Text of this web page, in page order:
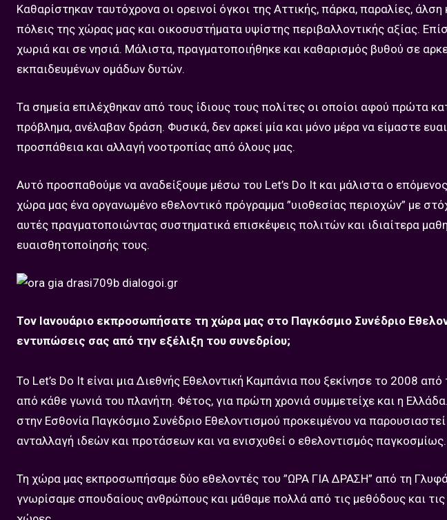
Καθαρίστηκαν ταυτόχρονα οι ορεινοί όγκοι της Αττικής, πάρκα, παραλίες,
πόλεις της χώρας μας και οικοσυστήματα υψίστης περιβαλλοντικής αξίας.
χωριά και σε νησιά. Μάλιστα, πραγματοποιήθηκε και καθαρισμός βυθού σε
εκπαιδευμένων ομάδων δυτών.
Τα σημεία επιλέχθηκαν από τους ίδιους τους πολίτες οι οποίοι αφού πρώτα
πρόβλημα, ανέλαβαν δράση. Φυσικά, δεν αρκεί μία και μόνο μέρα να είμαστε
προσπάθεια και αλλαγή νοοτροπίας από όλους μας.
Αυτό προσπαθούμε να αναδείξουμε μέσω του Let’s Do It και μάλιστα ο
χώρα μας ένα οργανωμένο εθελοντικό πρόγραμμα ”υιοθεσίας περιοχών” με
αυτές πραγματοποιώντας συστηματικά επισκέψεις πολιτών και ιδιαίτερα
ευαισθητοποίησής τους.
Τον Ιανουάριο εκπροσωπήσατε τη χώρα μας στο Παγκόσμιο Συνέδριο
εντυπώσεις σας από την εξέλιξη του συνεδρίου;
Το Let’s Do It είναι μια Διεθνής Εθελοντική Καμπάνια που ξεκίνησε το 2008
από κάθε γωνιά του πλανήτη. Φέτος, για πρώτη χρονιά συμμετείχε και η
στην Εσθονία Παγκόσμιο Συνέδριο Εθελοντισμού προκειμένου να
ανταλλαγή ιδεών και προτάσεων και να ενισχυθεί ο εθελοντισμός παγκοσμίως.
Τη χώρα μας εκπροσωπήσαμε δύο εθελοντές του ”ΩΡΑ ΓΙΑ ΔΡΑΣΗ” από τη
γνωρίσαμε σπουδαίους ανθρώπους και μάθαμε πολλά από τις μεθόδους και